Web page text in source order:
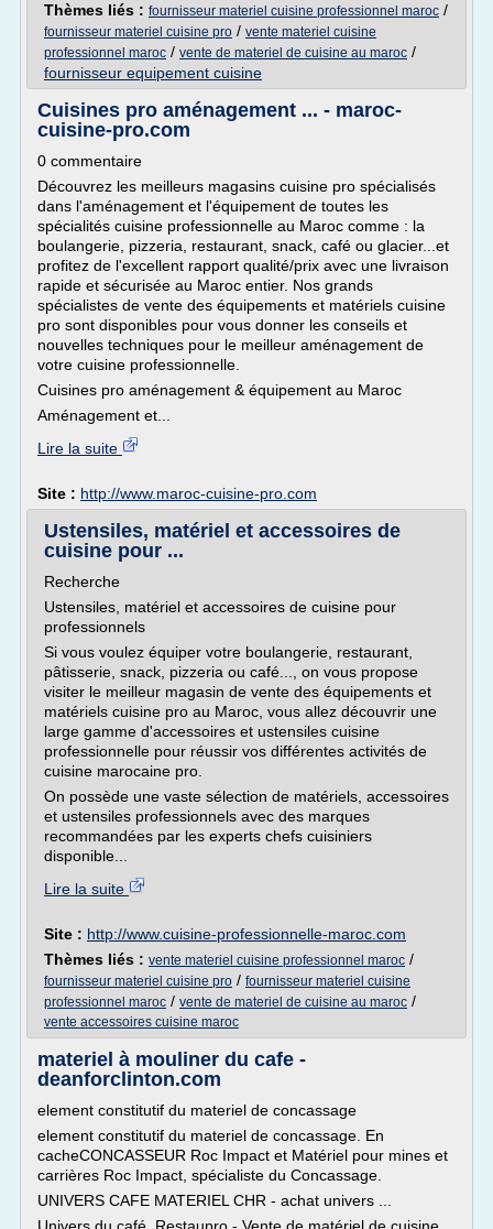
Thèmes liés : fournisseur materiel cuisine professionnel maroc /
fournisseur materiel cuisine pro / vente materiel cuisine
professionnel maroc / vente de materiel de cuisine au maroc /
fournisseur equipement cuisine
Cuisines pro aménagement ... - maroc-
cuisine-pro.com
0 commentaire
Découvrez les meilleurs magasins cuisine pro spécialisés
dans l'aménagement et l'équipement de toutes les
spécialités cuisine professionnelle au Maroc comme : la
boulangerie, pizzeria, restaurant, snack, café ou glacier...et
profitez de l'excellent rapport qualité/prix avec une livraison
rapide et sécurisée au Maroc entier. Nos grands
spécialistes de vente des équipements et matériels cuisine
pro sont disponibles pour vous donner les conseils et
nouvelles techniques pour le meilleur aménagement de
votre cuisine professionnelle.
Cuisines pro aménagement & équipement au Maroc
Aménagement et...
Lire la suite
Site : http://www.maroc-cuisine-pro.com
Ustensiles, matériel et accessoires de
cuisine pour ...
Recherche
Ustensiles, matériel et accessoires de cuisine pour
professionnels
Si vous voulez équiper votre boulangerie, restaurant,
pâtisserie, snack, pizzeria ou café..., on vous propose
visiter le meilleur magasin de vente des équipements et
matériels cuisine pro au Maroc, vous allez découvrir une
large gamme d'accessoires et ustensiles cuisine
professionnelle pour réussir vos différentes activités de
cuisine marocaine pro.
On possède une vaste sélection de matériels, accessoires
et ustensiles professionnels avec des marques
recommandées par les experts chefs cuisiniers
disponible...
Lire la suite
Site : http://www.cuisine-professionnelle-maroc.com
Thèmes liés : vente materiel cuisine professionnel maroc /
fournisseur materiel cuisine pro / fournisseur materiel cuisine
professionnel maroc / vente de materiel de cuisine au maroc /
vente accessoires cuisine maroc
materiel à mouliner du cafe -
deanforclinton.com
element constitutif du materiel de concassage
element constitutif du materiel de concassage. En
cacheCONCASSEUR Roc Impact et Matériel pour mines et
carrières Roc Impact, spécialiste du Concassage.
UNIVERS CAFE MATERIEL CHR - achat univers ...